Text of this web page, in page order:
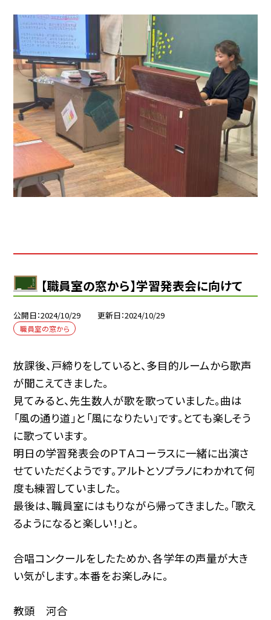
【職員室の窓から】学習発表会に向けて
公開日 2024/10/29 更新日 2024/10/29
職員室の窓から
放課後、戸締りをしていると、多目的ルームから歌声
が聞こえてきました。
見てみると、先生数人が歌を歌っていました。曲は
「風の通り道」と「風になりたい」です。とても楽しそう
に歌っています。
明日の学習発表会のＰＴＡコーラスに一緒に出演さ
せていただくようです。アルトとソプラノにわかれて何
度も練習していました。
最後は、職員室にはもりながら帰ってきました。「歌え
るようになると楽しい！」と。
合唱コンクールをしたためか、各学年の声量が大き
い気がします。本番をお楽しみに。
教頭 河合